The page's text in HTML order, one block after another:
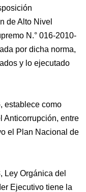
de Alto Nivel
N.° 016-2010-
por dicha norma,
y lo ejecutado
establece como
Anticorrupción, entre
el Plan Nacional de
Ley Orgánica del
Ejecutivo tiene la